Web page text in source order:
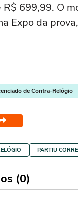
R$ 699,99. O
Expo da
de Contra-Relógio
PARTIU
(0)